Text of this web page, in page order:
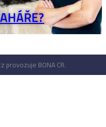
provozuje BONA CR.